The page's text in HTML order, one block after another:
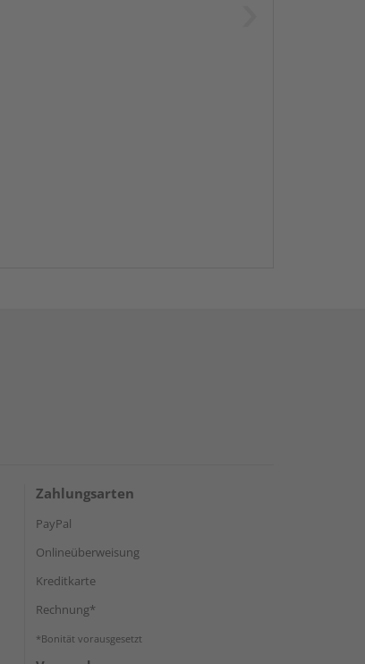
Zahlungsarten
PayPal
Onlineüberweisung
Kreditkarte
Rechnung*
*Bonität vorausgesetzt